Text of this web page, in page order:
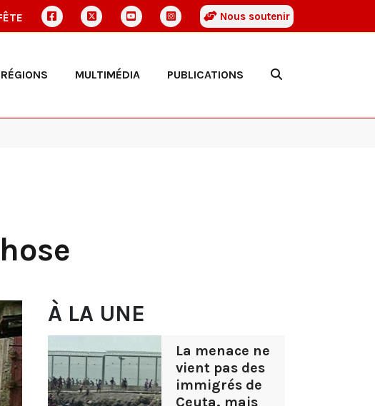
Nous soutenir
MULTIMÉDIA PUBLICATIONS
À LA UNE
La menace ne
vient pas des
immigrés de
Ceuta, mais